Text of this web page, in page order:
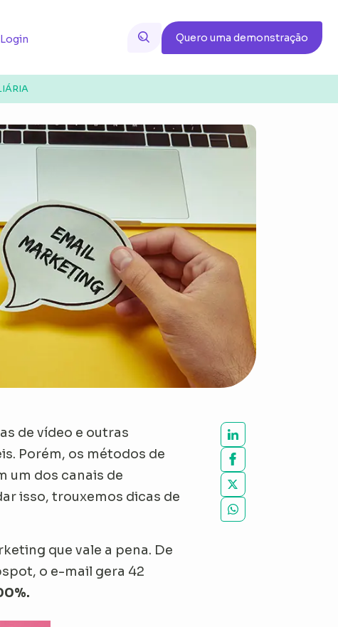
Login Quero uma demonstração
de vídeo e outras
Porém, os métodos de
um dos canais de
isso, trouxemos dicas de
que vale a pena. De
o e-mail gera 42